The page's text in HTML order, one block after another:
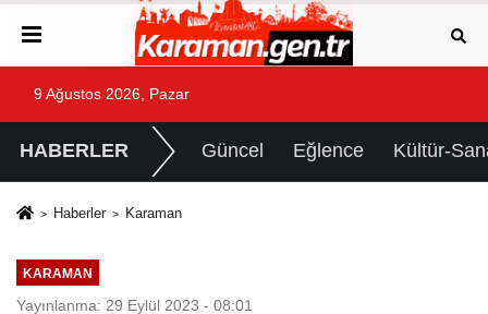
9 Ağustos 2026, Pazar
HABERLER Güncel Eğlence Kültür-
Haberler Karaman
KARAMAN
Yayınlanma: 29 Eylül 2023 - 08:01